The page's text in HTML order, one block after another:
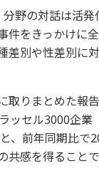
野の対話は活
件をきっかけに
差別や性差別に
りまとめた報
ッセル3000企
、前年同期比で
共感を得ること